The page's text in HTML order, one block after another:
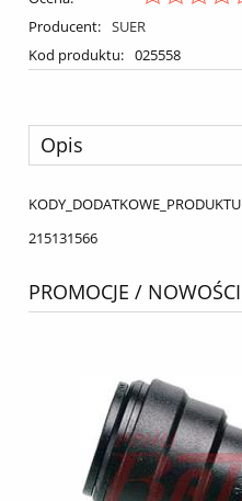
Producent: SUER
Kod produktu: 025558
Opis
KODY_DODATKOWE_PRODUKTU
215131566
PROMOCJE / NOWOŚCI